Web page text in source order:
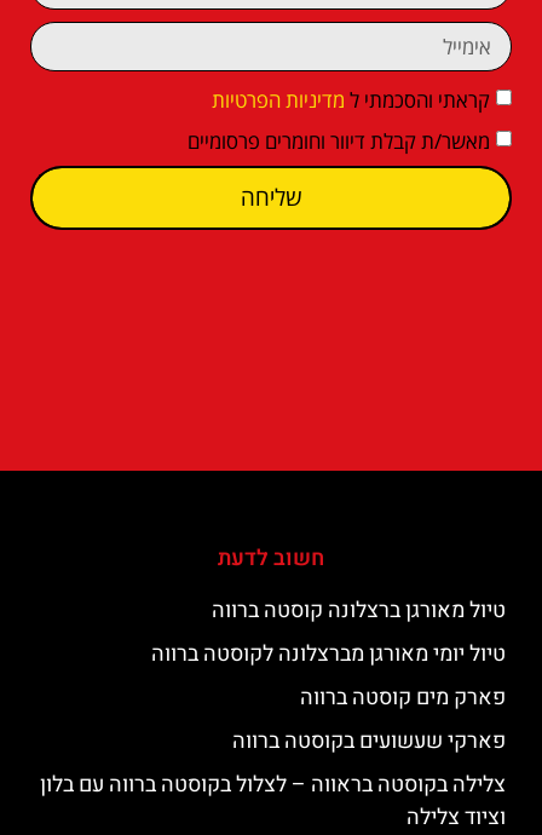
קראתי והסכמתי ל מדיניות הפרטיות
מאשר/ת קבלת דיוור וחומרים פרסומיים
שליחה
חשוב לדעת
טיול מאורגן ברצלונה קוסטה ברווה
טיול יומי מאורגן מברצלונה לקוסטה ברווה
פארק מים קוסטה ברווה
פארקי שעשועים בקוסטה ברווה
צלילה בקוסטה בראווה – לצלול בקוסטה ברווה עם בלון
וציוד צלילה